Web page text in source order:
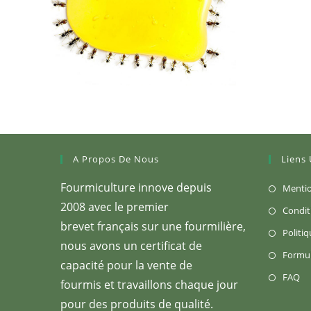
A Propos De Nous
Fourmiculture innove depuis
2008 avec le premier
brevet français sur une fourmilière,
nous avons un certificat de
capacité pour la vente de
fourmis et travaillons chaque jour
pour des produits de qualité.
Liens
FAQ